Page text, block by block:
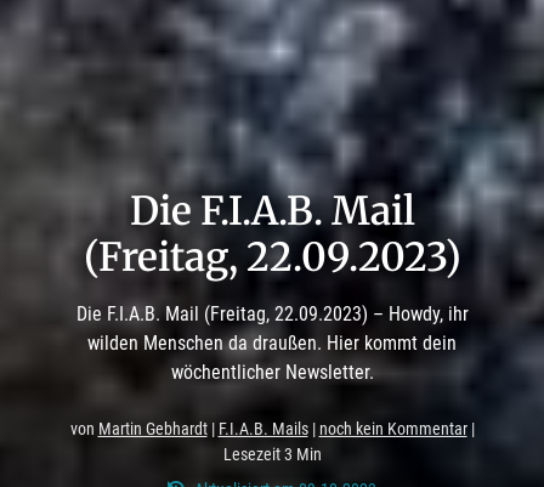
Die F.I.A.B. Mail
(Freitag, 22.09.2023)
Die F.I.A.B. Mail (Freitag, 22.09.2023) – Howdy, ihr
wilden Menschen da draußen. Hier kommt dein
wöchentlicher Newsletter.
von Martin Gebhardt| F.I.A.B. Mails|noch kein Kommentar|
Lesezeit 3 Min